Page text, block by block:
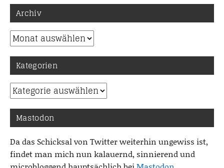
Archiv
Archiv
Kategorien
Kategorien
Mastodon
Da das Schicksal von Twitter weiterhin ungewiss ist,
findet man mich nun kalauernd, sinnierend und